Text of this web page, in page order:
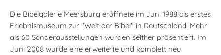
Die Bibelgalerie Meersburg eröffnete im Juni 1988 als erstes
Erlebnismuseum zur "Welt der Bibel" in Deutschland. Mehr
als 60 Sonderausstellungen wurden seither präsentiert. Im
Juni 2008 wurde eine erweiterte und komplett neu